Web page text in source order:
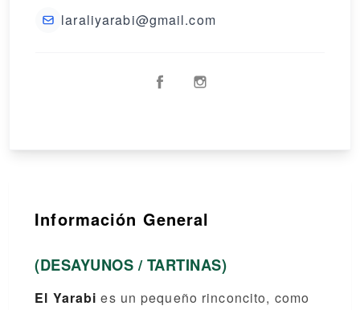
laraliyarabi@gmail.com
Información General
(DESAYUNOS / TARTINAS)
El Yarabi es un pequeño rinconcito, como